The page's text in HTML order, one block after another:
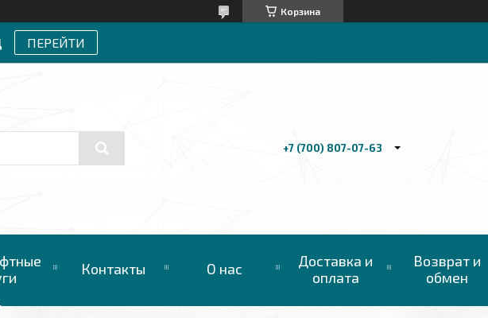
Корзина
ПЕРЕЙТИ
+7 (700) 807-07-63
Контакты О нас
Доставка и
оплата
Возврат и
обмен